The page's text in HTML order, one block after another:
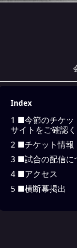
Index
1 ■今節のチケッ
サイトをご確認
2 ■チケット情報
3 ■試合の配信に
4 ■アクセス
5 ■横断幕掲出